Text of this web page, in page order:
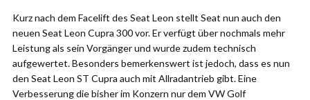
Kurz nach dem Facelift des Seat Leon stellt Seat nun auch den
neuen Seat Leon Cupra 300 vor. Er verfügt über nochmals mehr
Leistung als sein Vorgänger und wurde zudem technisch
aufgewertet. Besonders bemerkenswert ist jedoch, dass es nun
den Seat Leon ST Cupra auch mit Allradantrieb gibt. Eine
Verbesserung die bisher im Konzern nur dem VW Golf